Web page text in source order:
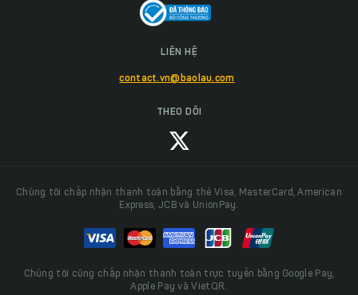
LIÊN HỆ
contact.vn@baolau.com
THEO DÕI
Chúng tôi chấp nhận thanh toán bằng thẻ Visa, MasterCard, American
Express, JCB và UnionPay.
Chúng tôi cũng chấp nhận thanh toán trực tuyến bằng Google Pay,
Apple Pay và VietQR.